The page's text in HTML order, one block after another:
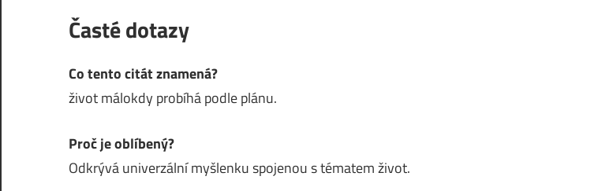
Časté dotazy
Co tento citát znamená?
život málokdy probíhá podle plánu.
Proč je oblíbený?
Odkrývá univerzální myšlenku spojenou s tématem život.